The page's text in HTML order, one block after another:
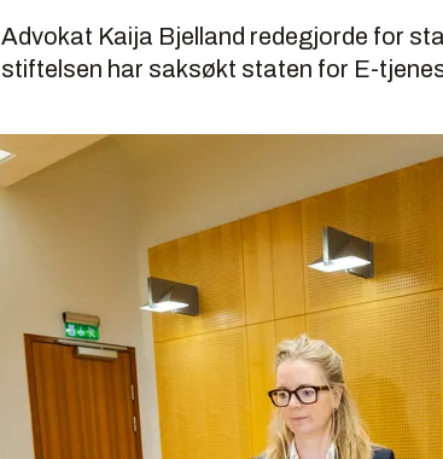
Advokat Kaija Bjelland redegjorde for
stiftelsen har saksøkt staten for E-